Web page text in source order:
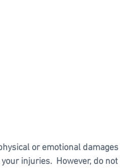
or emotional
injuries.  However, do